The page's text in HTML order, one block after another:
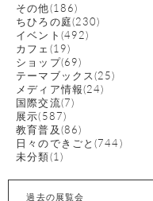
その他(186)
ちひろの庭(230)
イベント(492)
カフェ(19)
ショップ(69)
テーマブックス(25)
メディア情報(24)
国際交流(7)
展示(587)
教育普及(86)
日々のできごと(744)
未分類(1)
過去の展覧会